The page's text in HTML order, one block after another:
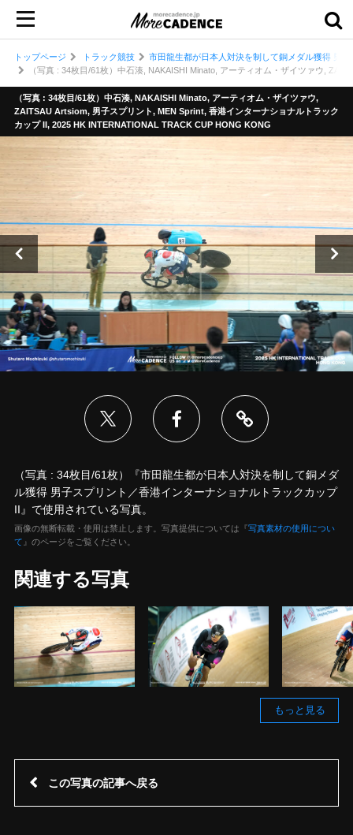
トップページ トラック競技
市田龍生都が日本人対決を制して銅メダル獲得 男
（写真 : 34枚目/61枚）中石湊, NAKAISHI Minato, アーティオム・ザイツァウ,
（写真 : 34枚目/61枚）中石湊, NAKAISHI Minato, アーティオム・ザイツァウ,
ZAITSAU Artsiom, 男子スプリント, MEN Sprint, 香港インターナショナルトラック
カップ II, 2025 HK INTERNATIONAL TRACK CUP HONG KONG
（写真 : 34枚目/61枚）『市田龍生都が日本人対決を制して銅メダ
ル獲得 男子スプリント／香港インターナショナルトラックカップ
II』で使用されている写真。
画像の無断転載・使用は禁止します。写真提供については『写真素材の使用につい
て 』のページをご覧ください。
関連する写真
もっと見る
この写真の記事へ戻る